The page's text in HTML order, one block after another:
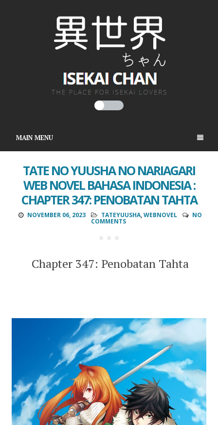
MAIN MENU
TATE NO YUUSHA NO NARIAGARI
WEB NOVEL BAHASA INDONESIA :
CHAPTER 347: PENOBATAN TAHTA
NOVEMBER 06, 2023 TATEYUUSHA,WEBNOVEL NO
COMMENTS
Chapter 347: Penobatan Tahta